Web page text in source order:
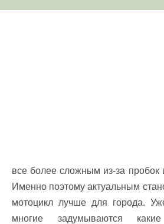
все более сложным из-за пробок
Именно поэтому актуальным
мотоцикл лучше для города.
многие задумываются